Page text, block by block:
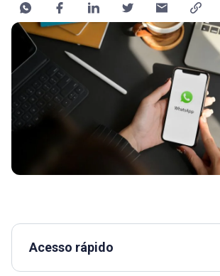
Acesso rápido